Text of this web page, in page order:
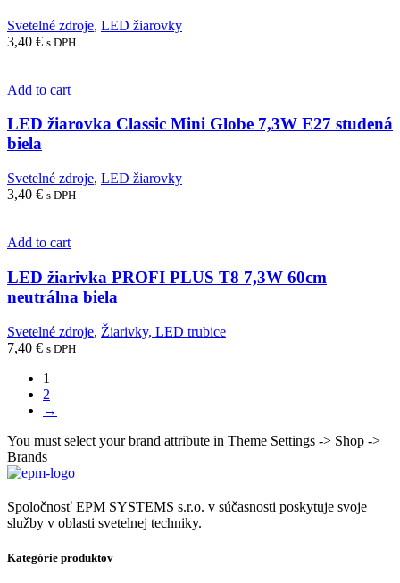
Svetelné zdroje, LED žiarovky
3,40 € s DPH
Add to cart
LED žiarovka Classic Mini Globe 7,3W E27 studená
biela
Svetelné zdroje, LED žiarovky
3,40 € s DPH
Add to cart
LED žiarivka PROFI PLUS T8 7,3W 60cm
neutrálna biela
Svetelné zdroje, Žiarivky, LED trubice
7,40 € s DPH
1
2
→
You must select your brand attribute in Theme Settings -> Shop ->
Brands
Spoločnosť EPM SYSTEMS s.r.o. v súčasnosti poskytuje svoje
služby v oblasti svetelnej techniky.
Kategórie produktov